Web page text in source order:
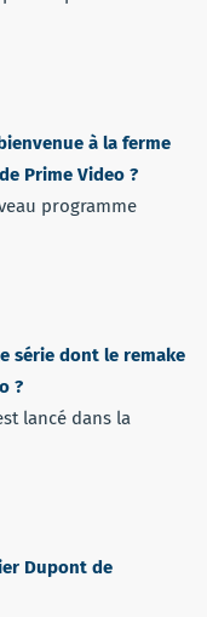
à la ferme
Prime Video ?
programme
série dont le remake
?
lancé dans la
Dupont de